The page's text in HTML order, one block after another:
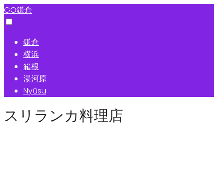
GO鎌倉
鎌倉
横浜
箱根
湯河原
Nyūsu
スリランカ料理店